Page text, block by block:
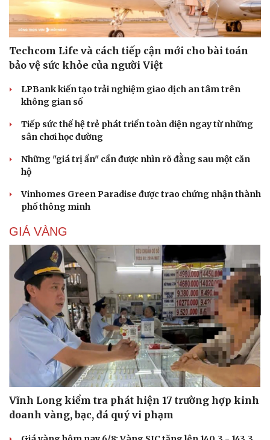
Cải chính
Techcom Life và cách tiếp cận mới cho bài toán
bảo vệ sức khỏe của người Việt
LPBank kiến tạo trải nghiệm giao dịch an tâm trên
không gian số
Tiếp sức thế hệ trẻ phát triển toàn diện ngay từ những
sân chơi học đường
Những "giá trị ẩn" cần được nhìn rõ đằng sau một căn
hộ
Vinhomes Green Paradise được trao chứng nhận thành
phố thông minh
GIÁ VÀNG
Vĩnh Long kiểm tra phát hiện 17 trường hợp kinh
doanh vàng, bạc, đá quý vi phạm